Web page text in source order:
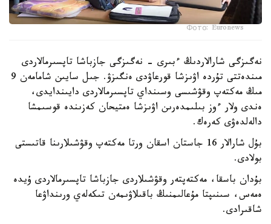
Фото: Euronews
نەگىزگى شارالاردىڭ ءبىرى - نەگىزگى جازباشا تاپسىرمالاردى
مىندەتتى تۇردە اۋىزشا قورعاۋدى ەنگىزۋ. جىل سايىن شامامەن 9
مىڭ مەكتەپ وقۋشىسى وسىنداي تاپسىرمالاردى دايىندايدى،
ەندى ولار ءوز بىلىمدەرىن اۋىزشا ەمتيحان كەزىندە قوسىمشا
دالەلدەۋى كەرەك.
بۇل شارالار 16 جاستان اسقان ورتا مەكتەپ وقۋشىلارىنا قاتىستى
بولادى.
بۇدان باسقا، مەكتەپتەر وقۋشىلاردى جازباشا تاپسىرمالاردى ۇيدە
ەمەس، سىنىپتا مۇعالىمنىڭ باقىلاۋىمەن تىكەلەي ورىنداۋعا
شاقىرادى.